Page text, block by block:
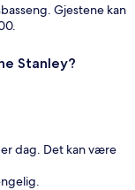
Gjestene kan
Stanley?
dag. Det kan være